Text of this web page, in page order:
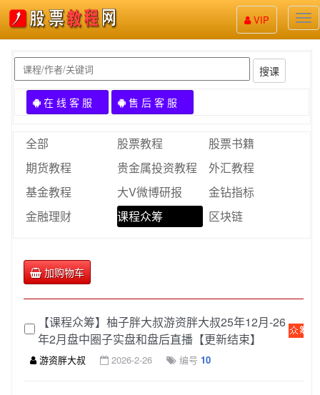
股
票
VIP
搜课
在 线 客 服 售 后 客 服
全部 股票教程
股票书籍
期货教程
贵金属投资教程
外汇教程
基金教程
大V微博研报
金钻指标
金融理财
课程众筹 区块链
加购物车
【课程众筹】柚子胖大叔游资胖大叔25年12月-26
年2月盘中圈子实盘和盘后直播【更新结束】
游资胖大叔 2026-2-26 编号 10